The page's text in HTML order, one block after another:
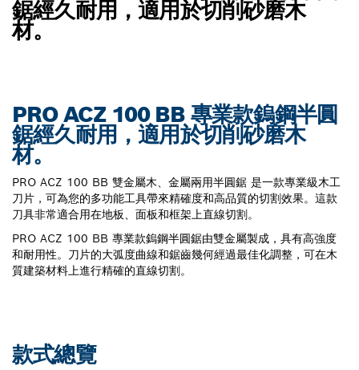
鋸經久耐用，適用於切削砂磨木
材。
PRO ACZ 100 BB 專業款鎢鋼半圓
鋸經久耐用，適用於切削砂磨木
材。
PRO ACZ 100 BB 雙金屬木、金屬兩用半圓鋸 是一款專業級木工
刀片，可為您的多功能工具帶來精確度和高品質的切割效果。這款
刀具非常適合用在地板、面板和框架上直線切割。
PRO ACZ 100 BB 專業款鎢鋼半圓鋸由雙金屬製成，具有高強度
和耐用性。刀片的大弧度曲線和鋸齒幾何經過最佳化調整，可在木
質建築材料上進行精確的直線切割。
款式總覽